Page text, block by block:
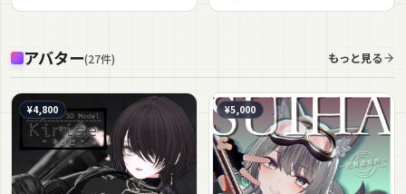
アバター(27件) もっと見る
¥4,800 ¥5,000